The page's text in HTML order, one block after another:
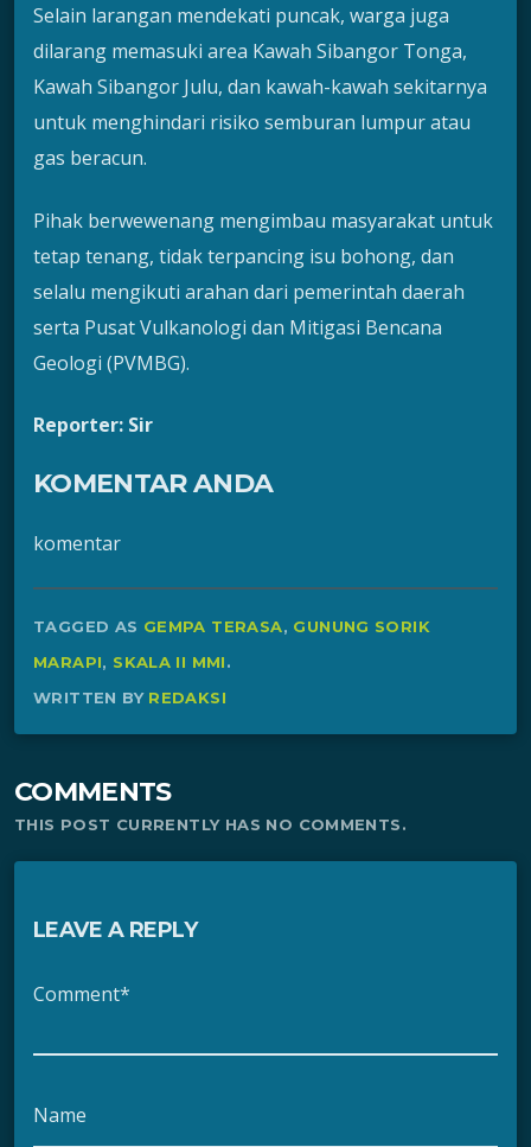
Selain larangan mendekati puncak, warga juga
dilarang memasuki area Kawah Sibangor Tonga,
Kawah Sibangor Julu, dan kawah-kawah sekitarnya
untuk menghindari risiko semburan lumpur atau
gas beracun.
Pihak berwewenang mengimbau masyarakat untuk
tetap tenang, tidak terpancing isu bohong, dan
selalu mengikuti arahan dari pemerintah daerah
serta Pusat Vulkanologi dan Mitigasi Bencana
Geologi (PVMBG).
Reporter: Sir
KOMENTAR ANDA
komentar
TAGGED AS GEMPA TERASA, GUNUNG SORIK
MARAPI, SKALA II MMI.
WRITTEN BY REDAKSI
COMMENTS
THIS POST CURRENTLY HAS NO COMMENTS.
LEAVE A REPLY
Comment*
Name